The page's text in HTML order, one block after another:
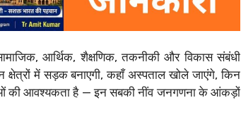
आर्थिक, शैक्षणिक, तकनीकी और विकास संबंधी
क्षेत्रों में सड़क बनाएगी, कहाँ अस्पताल खोले जाएंगे, किन
की आवश्यकता है — इन सबकी नींव जनगणना के आंकड़ों